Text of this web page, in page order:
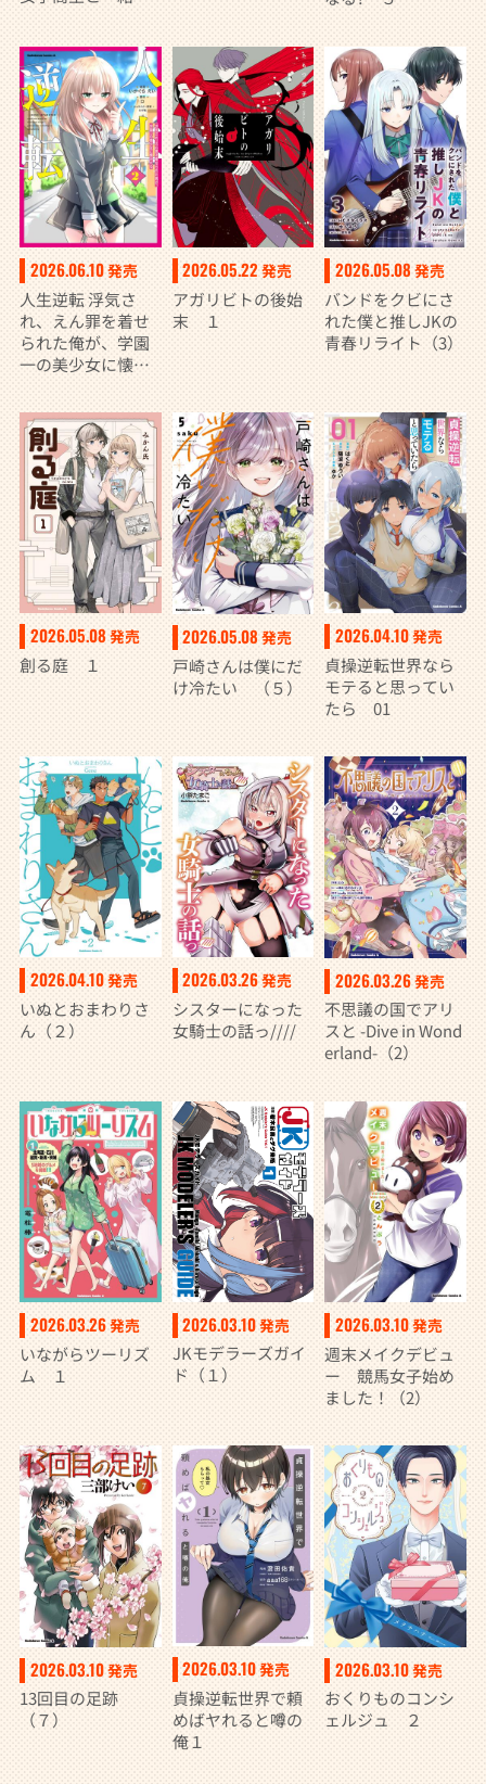
2026.06.10発売
人生逆転 浮気さ
れ、えん罪を着せ
られた俺が、学園
一の美少女に懐か
2026.05.22 発売
アガリビトの後始
末 １
2026.05.08 発売
バンドをクビにさ
れた僕と推しJKの
青春リライト（3）
2026.05.08発売
創る庭 １
2026.05.08 発売
戸崎さんは僕にだ
け冷たい （５）
2026.04.10発売
貞操逆転世界なら
モテると思ってい
たら 01
2026.04.10発売
いぬとおまわりさ
ん（２）
2026.03.26発売
シスターになった
女騎士の話っ////
2026.03.26発売
不思議の国でアリ
スと -Dive in Wond
erland-（2）
2026.03.26発売
いながらツーリズ
ム １
2026.03.10発売
JKモデラーズガイ
ド（１）
2026.03.10発売
週末メイクデビュ
ー 競馬女子始め
ました！（2）
2026.03.10発売
13回目の足跡
（７）
2026.03.10発売
貞操逆転世界で頼
めばヤれると噂の
俺１
2026.03.10発売
おくりものコンシ
ェルジュ ２